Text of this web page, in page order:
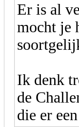
Er is al
mocht je
Ik denk
de
die er